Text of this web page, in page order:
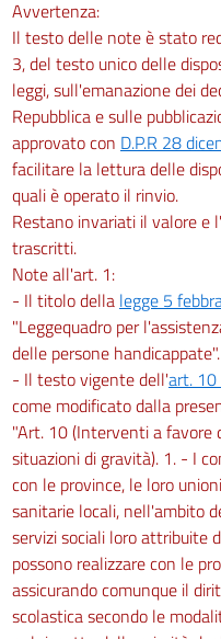
Avvertenza:
Il testo delle note è stato
3, del testo unico delle
leggi, sull'emanazione dei
Repubblica e sulle
approvato con D.P.R 28
facilitare la lettura delle
quali è operato il rinvio.
Restano invariati il valore e
trascritti.
Note all'art. 1:
- Il titolo della legge 5
"Leggequadro per
delle persone handicappate".
- Il testo vigente dell'art. 10
come modificato dalla
"Art. 10 (Interventi a favore
situazioni di gravità). 1. - I
con le province, le loro
sanitarie locali, nell'ambito
servizi sociali loro attribuite
possono realizzare con le
assicurando comunque il
scolastica secondo le